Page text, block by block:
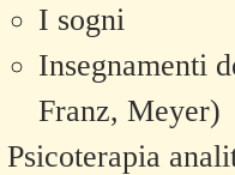
I sogni
Insegnamenti
Franz, Meyer)
Psicoterapia